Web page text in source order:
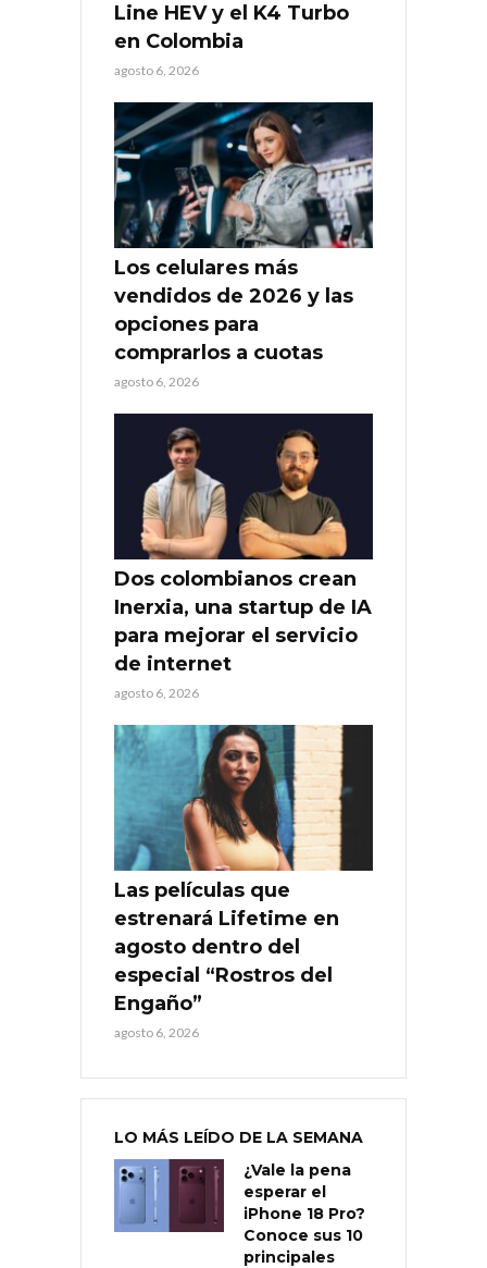
Line HEV y el K4 Turbo
en Colombia
agosto 6, 2026
Los celulares más
vendidos de 2026 y las
opciones para
comprarlos a cuotas
agosto 6, 2026
Dos colombianos crean
Inerxia, una startup de IA
para mejorar el servicio
de internet
agosto 6, 2026
Las películas que
estrenará Lifetime en
agosto dentro del
especial “Rostros del
Engaño”
agosto 6, 2026
LO MÁS LEÍDO DE LA SEMANA
¿Vale la pena
esperar el
iPhone 18 Pro?
Conoce sus 10
principales